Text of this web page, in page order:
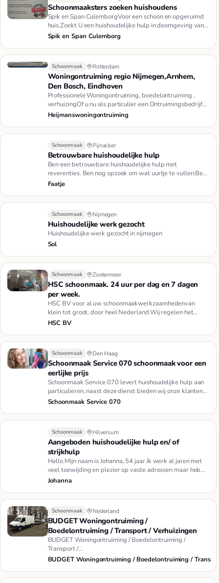
Schoonmaaksters zoeken huishoudens
Spik en Span CulemborgVoor een schoon en opgeruimd
huis.Zoekt U een huishoudelijke hulp in deomgeving van
Culemborg, nee…
Spik en Span Culemborg
Schoonmaak Rotterdam
Woningontruiming regio Nijmegen,Arnhem,
Den Bosch, Eindhoven
Professionele Woningontruiming, boedelontruiming ,
verhuizingOf u nu als particulier een Ontruimingsbedrijf
of verhuisbe…
Heijmanswoningontruiming
Schoonmaak Pijnacker
Betrouwbare huishoudelijke hulp
Ben een betrouwbare huishoudelijke hulp met
reverenties. Ben nog opzoek om wat uurtje te vullen.Ben
u opzoek naar een be…
Faatje
Schoonmaak Nijmegen
Huishoudelijke werk gezocht
Huishoudelijke werk gezocht in nijmegen
Sol
Schoonmaak Zoetermeer
HSC schoonmaak. 24 uur per dag en 7 dagen
per week.
HSC BV voor al uw schoonmaakwerkzaamhedenvan
klein tot groot, door heel Nederland.Wij regelen het
allemaal.Schoonmaak, R…
HSC BV
Schoonmaak Den Haag
Schoonmaak Service 070 schoonmaak voor een
eerlijke prijs
Schoonmaak Service 070 levert huishoudelijke hulp aan
particulieren, naast deze dienst bieden wij onze klanten
ook een s…
Schoonmaak Service 070
Schoonmaak Hilversum
Aangeboden huishoudelijke hulp en/ of
strijkhulp
Hallo.Mijn naam is Johanna, 54 jaar.Ik werk al jaren met
veel toewijding en plezier op vaste adressen maar heb
nog tijd …
Johanna
Schoonmaak Nederland
BUDGET Woningontruiming /
Boedelontruiming / Transport / Verhuizingen
BUDGET Woningontruiming / Boedelontruiming /
Transport /
BUDGET Woningontruiming / Boedelontruiming / Trans